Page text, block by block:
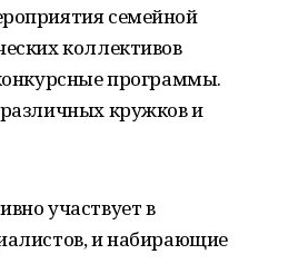
семейной
коллективов
программы.
кружков и
участвует в
и набирающие